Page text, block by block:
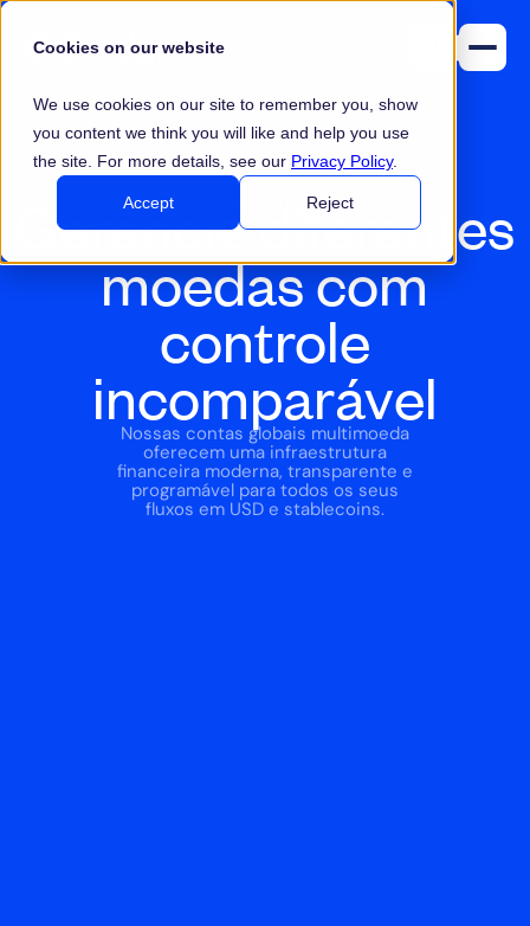
Cookies on our website
We use cookies on our site to remember you, show
you content we think you will like and help you use
the site. For more details, see our Privacy Policy.
Accept Reject
Gerencie diferentes
moedas com
controle
incomparável
Nossas contas globais multimoeda
oferecem uma infraestrutura
financeira moderna, transparente e
programável para todos os seus
fluxos em USD e stablecoins.